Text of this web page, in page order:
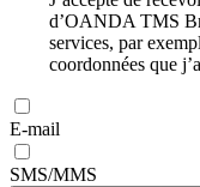
d’OANDA TMS
services, par
coordonnées que
E-mail
SMS/MMS